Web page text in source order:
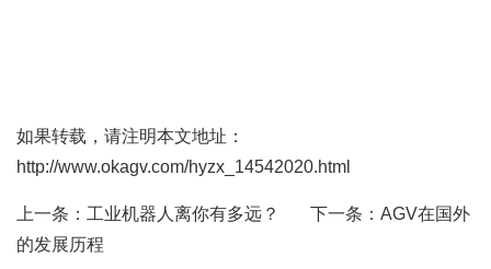
如果转载，请注明本文地址：
http://www.okagv.com/hyzx_14542020.html
上一条： 工业机器人离你有多远？ 下一条： AGV在国外
的发展历程